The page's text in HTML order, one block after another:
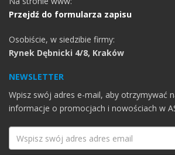
Przejdź do formularza zapisu
Osobiście, w siedzibie firmy:
Rynek Dębnicki 4/8, Kraków
NEWSLETTER
Wpisz swój adres e-mail, aby otrzymywać
informacje o promocjach i nowościach w